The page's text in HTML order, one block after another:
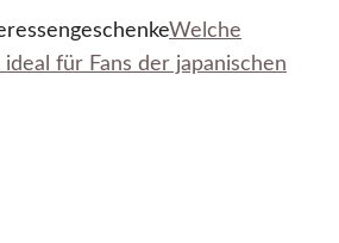
Welche
ideal für Fans der japanischen